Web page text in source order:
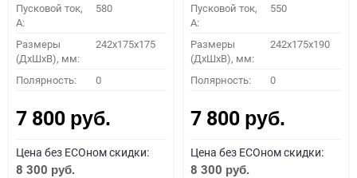
Пусковой ток,
A:
580
Размеры
(ДхШхВ), мм:
242x175x175
Полярность: 0
7 800 руб.
Цена без ECOном скидки:
8 300 руб.
Пусковой ток,
A:
550
Размеры
(ДхШхВ), мм:
242x175x190
Полярность: 0
7 800 руб.
Цена без ECOном скидки:
8 300 руб.